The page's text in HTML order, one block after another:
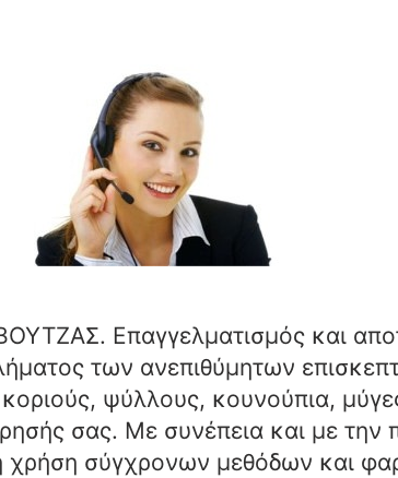
Επαγγελματισμός και
των ανεπιθύμητων
ψύλλους, κουνούπια,
σας. Με συνέπεια και με την
χρήση σύγχρονων μεθόδων και